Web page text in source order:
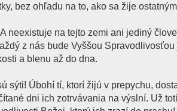
bez ohľadu na to, ako sa žije
neexistuje na tejto zemi ani jediný
z nás bude Vyššou
a blenu až do dna.
sýti! Úbohí tí, ktorí žijú v prepychu,
dni ich zotrvávania na výslní. Už